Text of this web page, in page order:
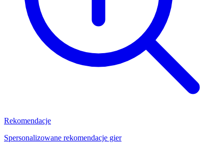
Rekomendacje
Spersonalizowane rekomendacje gier